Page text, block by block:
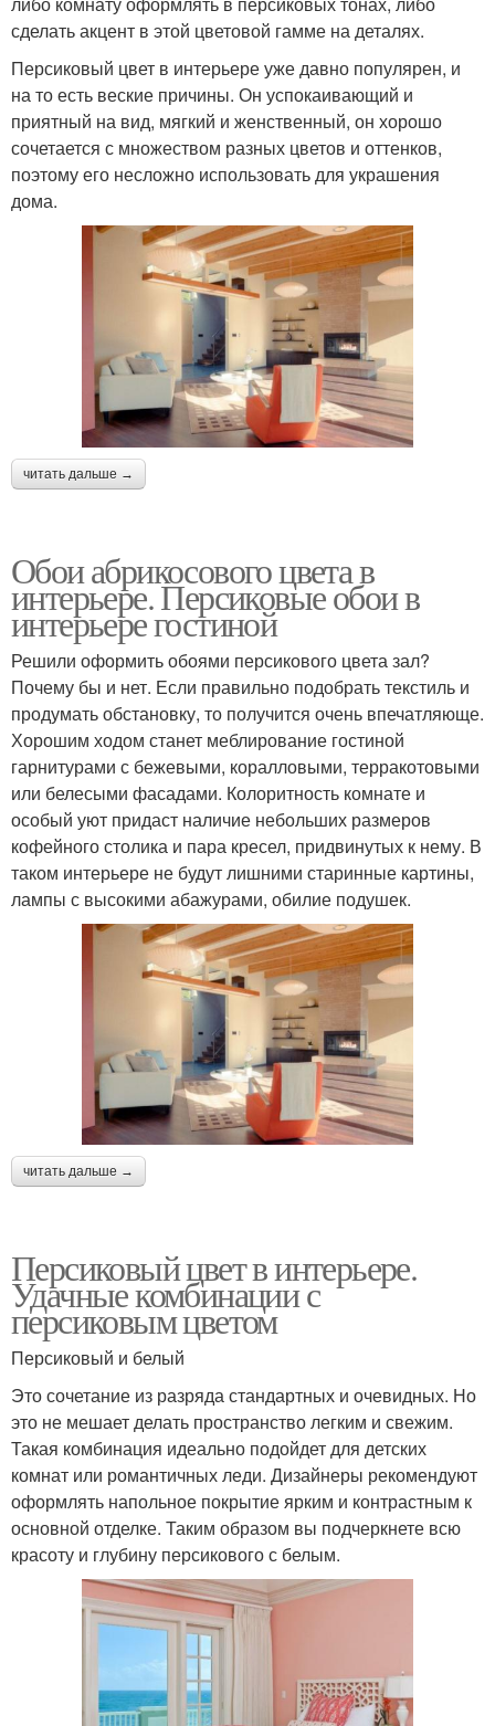
сделать акцент в этой цветовой гамме на деталях.
Персиковый цвет в интерьере уже давно популярен, и
на то есть веские причины. Он успокаивающий и
приятный на вид, мягкий и женственный, он хорошо
сочетается с множеством разных цветов и оттенков,
поэтому его несложно использовать для украшения
дома.
читать дальше →
Обои абрикосового цвета в
интерьере. Персиковые обои в
интерьере гостиной
Решили оформить обоями персикового цвета зал?
Почему бы и нет. Если правильно подобрать текстиль и
продумать обстановку, то получится очень впечатляюще.
Хорошим ходом станет меблирование гостиной
гарнитурами с бежевыми, коралловыми, терракотовыми
или белесыми фасадами. Колоритность комнате и
особый уют придаст наличие небольших размеров
кофейного столика и пара кресел, придвинутых к нему. В
таком интерьере не будут лишними старинные картины,
лампы с высокими абажурами, обилие подушек.
читать дальше →
Персиковый цвет в интерьере.
Удачные комбинации с
персиковым цветом
Персиковый и белый
Это сочетание из разряда стандартных и очевидных. Но
это не мешает делать пространство легким и свежим.
Такая комбинация идеально подойдет для детских
комнат или романтичных леди. Дизайнеры рекомендуют
оформлять напольное покрытие ярким и контрастным к
основной отделке. Таким образом вы подчеркнете всю
красоту и глубину персикового с белым.